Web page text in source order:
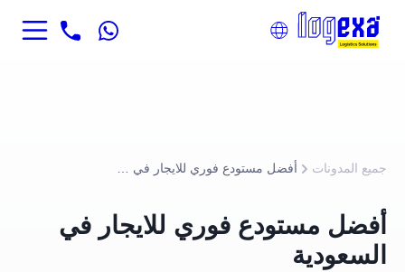
جميع المدونات
أفضل مستودع فوري للايجار في
السعودية